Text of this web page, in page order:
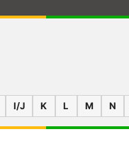
I/J K L M N